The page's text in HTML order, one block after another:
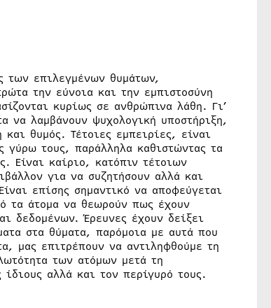
των επιλεγμένων θυμάτων,
την εύνοια και την εμπιστοσύνη
κυρίως σε ανθρώπινα λάθη. Γι’
να λαμβάνουν ψυχολογική υποστήριξη,
θυμός. Τέτοιες εμπειρίες, είναι
γύρω τους, παράλληλα καθιστώντας τα
Είναι καίριο, κατόπιν τέτοιων
για να συζητήσουν αλλά και
επίσης σημαντικό να αποφεύγεται
τα άτομα να θεωρούν πως έχουν
δεδομένων. Έρευνες έχουν δείξει
στα θύματα, παρόμοια με αυτά που
μας επιτρέπουν να αντιληφθούμε τη
των ατόμων μετά τη
αλλά και τον περίγυρό τους.